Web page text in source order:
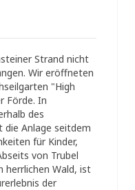
Strand nicht
Wir eröffneten
"High
Förde. In
des
Anlage seitdem
für Kinder,
von Trubel
herrlichen Wald, ist
der